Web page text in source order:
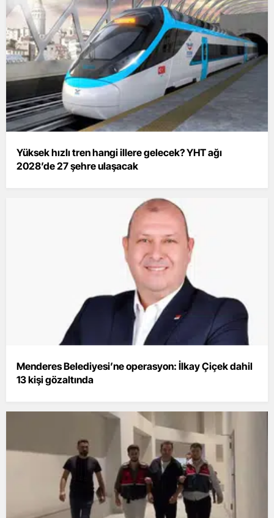
Yüksek hızlı tren hangi illere gelecek? YHT ağı
2028’de 27 şehre ulaşacak
Menderes Belediyesi’ne operasyon: İlkay Çiçek dahil
13 kişi gözaltında